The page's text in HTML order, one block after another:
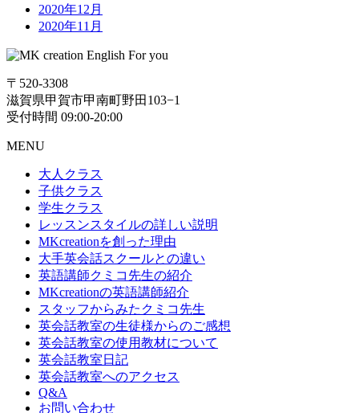
2020年12月
2020年11月
〒520-3308
滋賀県甲賀市甲南町野田103−1
受付時間 09:00-20:00
MENU
大人クラス
子供クラス
学生クラス
レッスンスタイルの詳しい説明
MKcreationを創った理由
大手英会話スクールとの違い
英語講師クミコ先生の紹介
MKcreationの英語講師紹介
スタッフからみたクミコ先生
英会話教室の生徒様からのご感想
英会話教室の使用教材について
英会話教室日記
英会話教室へのアクセス
Q&A
お問い合わせ